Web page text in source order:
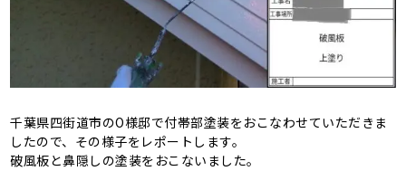
千葉県四街道市のO様邸で付帯部塗装をおこなわせていただきま
したので、その様子をレポートします。
破風板と鼻隠しの塗装をおこないました。